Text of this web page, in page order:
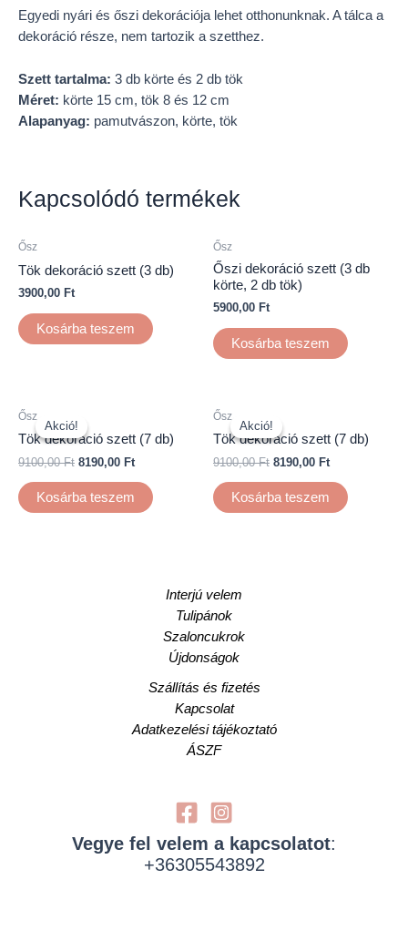
Egyedi nyári és őszi dekorációja lehet otthonunknak. A tálca a
dekoráció része, nem tartozik a szetthez.
Szett tartalma: 3 db körte és 2 db tök
Méret: körte 15 cm, tök 8 és 12 cm
Alapanyag: pamutvászon, körte, tök
Kapcsolódó termékek
Ősz
Tök dekoráció szett (3 db)
3900,00 Ft
Kosárba teszem
Ősz
Őszi dekoráció szett (3 db
körte, 2 db tök)
5900,00 Ft
Kosárba teszem
Akció!
Akció!
Ősz
Tök dekoráció szett (7 db)
9100,00Ft 8190,00 Ft
Kosárba teszem
Akció!
Akció!
Ősz
Tök dekoráció szett (7 db)
9100,00Ft 8190,00 Ft
Kosárba teszem
Interjú velem
Tulipánok
Szaloncukrok
Újdonságok
Szállítás és fizetés
Kapcsolat
Adatkezelési tájékoztató
ÁSZF
Vegye fel velem a kapcsolatot:
+36305543892